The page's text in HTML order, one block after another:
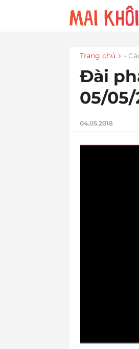
Trang chủ -
Đài
05/05/
04.05.2018